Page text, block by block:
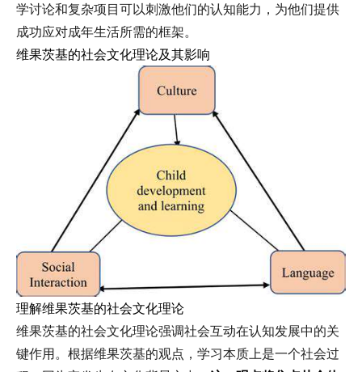
学讨论和复杂项目可以刺激他们的认知能力，为他们提供
成功应对成年生活所需的框架。
维果茨基的社会文化理论及其影响
理解维果茨基的社会文化理论
维果茨基的社会文化理论强调社会互动在认知发展中的关
键作用。根据维果茨基的观点，学习本质上是一个社会过